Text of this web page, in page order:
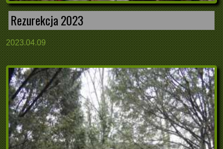
Rezurekcja 2023
2023.04.09